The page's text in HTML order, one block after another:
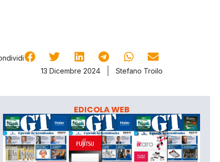
13 Dicembre 2024
Stefano Troilo
EDICOLA WEB